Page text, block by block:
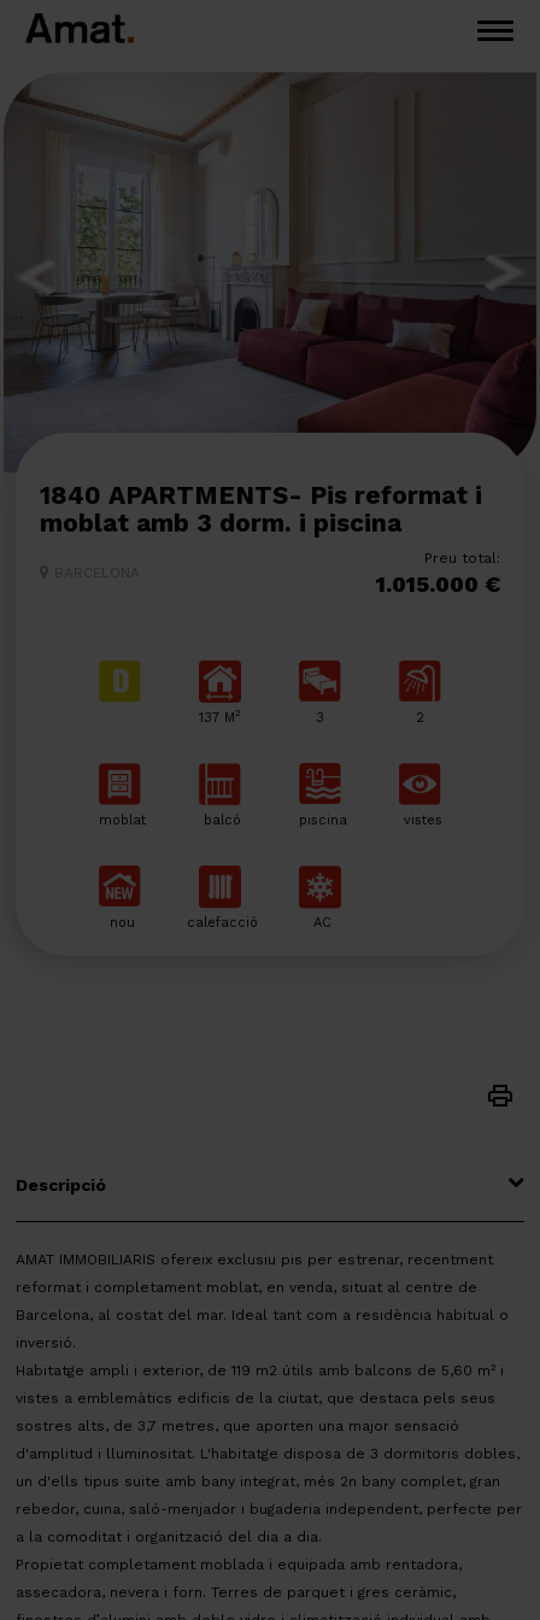
Descripció
AMAT IMMOBILIARIS ofereix exclusiu pis per estrenar, recentment
reformat i completament moblat, en venda, situat al centre de
Barcelona, al costat del mar. Ideal tant com a residència habitual o
inversió.
Habitatge ampli i exterior, de 119 m2 útils amb balcons de 5,60 m² i
vistes a emblemàtics edificis de la ciutat, que destaca pels seus
sostres alts, de 3,7 metres, que aporten una major sensació
d'amplitud i lluminositat. L'habitatge disposa de 3 dormitoris dobles,
un d'ells tipus suite amb bany integrat, més 2n bany complet, gran
rebedor, cuina, saló-menjador i bugaderia independent, perfecte per
a la comoditat i organització del dia a dia.
Propietat completament moblada i equipada amb rentadora,
assecadora, nevera i forn. Terres de parquet i gres ceràmic,
1840 APARTMENTS- Pis reformat i
moblat amb 3 dorm. i piscina
BARCELONA
Preu total:
1.015.000 €
137 M2 3 2
moblat balcó piscina vistes
nou calefacció AC